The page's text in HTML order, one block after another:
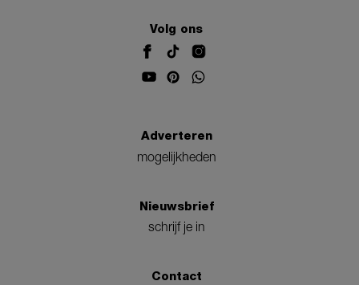
Volg ons
Adverteren
mogelijkheden
Nieuwsbrief
schrijf je in
Contact